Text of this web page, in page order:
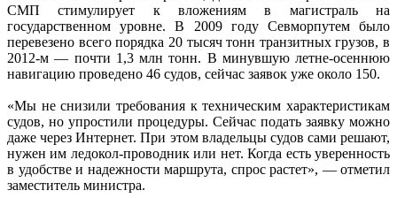
СМП стимулирует к вложениям в магистраль на
государственном уровне. В 2009 году Севморпутем было
перевезено всего порядка 20 тысяч тонн транзитных грузов, в
2012-м — почти 1,3 млн тонн. В минувшую летне-осеннюю
навигацию проведено 46 судов, сейчас заявок уже около 150.
«Мы не снизили требования к техническим характеристикам
судов, но упростили процедуры. Сейчас подать заявку можно
даже через Интернет. При этом владельцы судов сами решают,
нужен им ледокол-проводник или нет. Когда есть уверенность
в удобстве и надежности маршрута, спрос растет», — отметил
заместитель министра.